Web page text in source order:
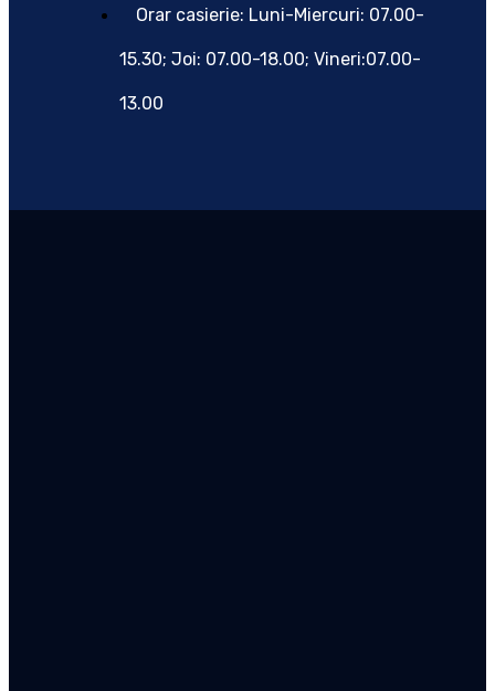
Orar casierie: Luni-Miercuri: 07.00-
15.30; Joi: 07.00-18.00; Vineri:07.00-
13.00